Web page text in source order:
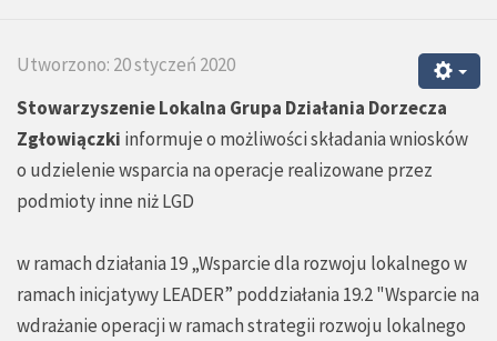
Utworzono: 20 styczeń 2020
Stowarzyszenie Lokalna Grupa Działania Dorzecza
Zgłowiączki informuje o możliwości składania wniosków
o udzielenie wsparcia na operacje realizowane przez
podmioty inne niż LGD
w ramach działania 19 „Wsparcie dla rozwoju lokalnego w
ramach inicjatywy LEADER” poddziałania 19.2 "Wsparcie na
wdrażanie operacji w ramach strategii rozwoju lokalnego